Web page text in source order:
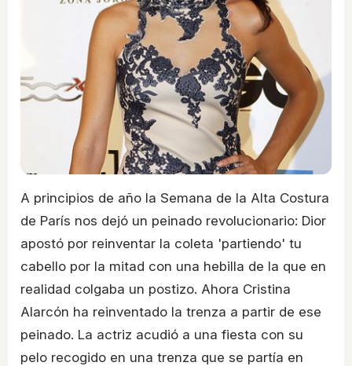
A principios de año la Semana de la Alta Costura
de París nos dejó un peinado revolucionario: Dior
apostó por reinventar la coleta 'partiendo' tu
cabello por la mitad con una hebilla de la que en
realidad colgaba un postizo. Ahora Cristina
Alarcón ha reinventado la trenza a partir de ese
peinado. La actriz acudió a una fiesta con su
pelo recogido en una trenza que se partía en